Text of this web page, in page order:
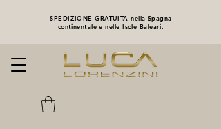
SPEDIZIONE GRATUITA nella Spagna
continentale e nelle Isole Baleari.